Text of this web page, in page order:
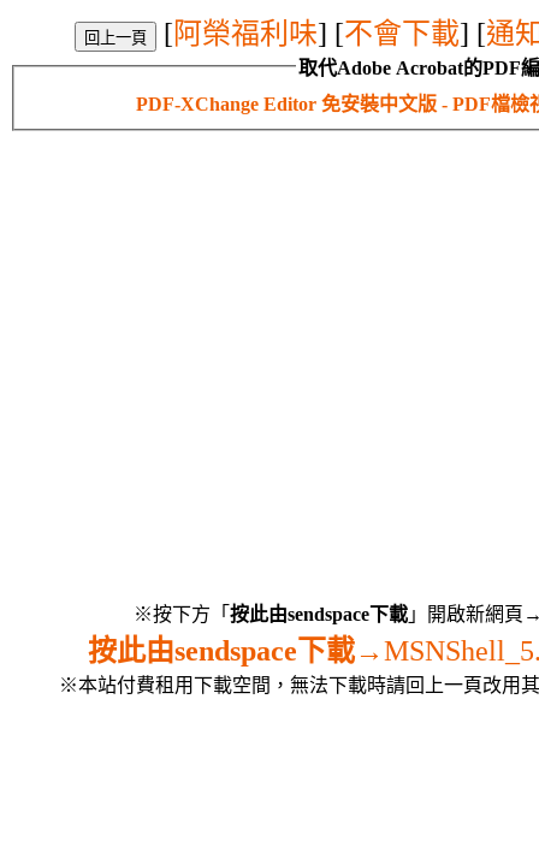
[阿榮福利味] [不會下載] [通
取代Adobe Acrobat的PDF
PDF-XChange Editor 免安裝中文版 - PDF檔檢
※按下方「 按此由sendspace下載 」開啟新網頁
按此由sendspace下載→
※本站付費租用下載空間，無法下載時請回上一頁改用